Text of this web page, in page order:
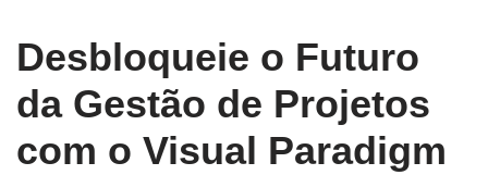
Desbloqueie o Futuro
da Gestão de Projetos
com o Visual Paradigm